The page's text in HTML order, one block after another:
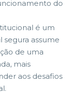
do
é um
segura assume
de uma
mais
aos desafios